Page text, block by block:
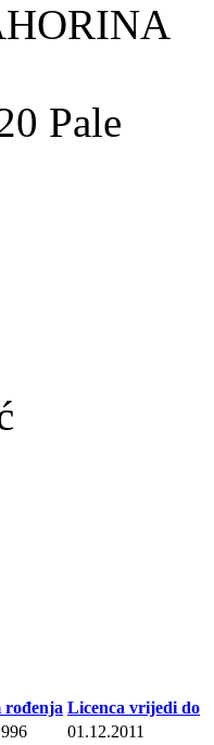
Pale
rođenja Licenca vrijedi do
01.12.2011